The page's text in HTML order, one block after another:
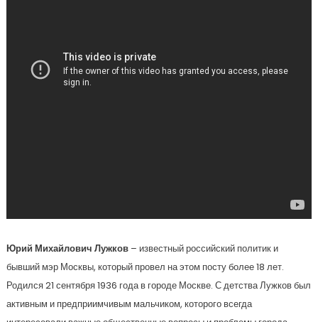
Юрий Михайлович Лужков– известный российский политик и
бывший мэр Москвы, который провел на этом посту более 18 лет.
Родился 21 сентября 1936 года в городе Москве. С детства Лужков был
активным и предприимчивым мальчиком, которого всегда